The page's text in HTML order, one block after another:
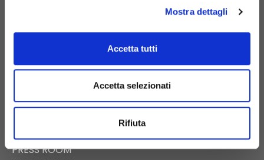
Mostra dettagli
Accetta tutti
Accetta selezionati
Rifiuta
E-COMMERCE
CATALOGO DIGITALE
NEWS
PRESS ROOM